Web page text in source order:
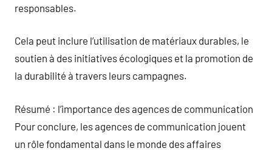
responsables.
Cela peut inclure l’utilisation de matériaux durables, le
soutien à des initiatives écologiques et la promotion de
la durabilité à travers leurs campagnes.
Résumé : l’importance des agences de communication
Pour conclure, les agences de communication jouent
un rôle fondamental dans le monde des affaires